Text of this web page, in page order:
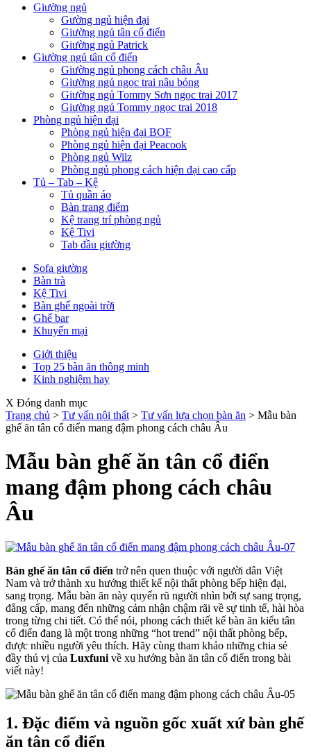
Giường ngủ
Gường ngủ hiện đại
Giường ngủ tân cổ điển
Giường ngủ Patrick
Giường ngủ tân cổ điển
Giường ngủ phong cách châu Âu
Giường ngủ ngọc trai nâu bóng
Giường ngủ Tommy Sơn ngọc trai 2017
Giường ngủ Tommy ngọc trai 2018
Phòng ngủ hiện đại
Phòng ngủ hiện đại BOF
Phòng ngủ hiện đại Peacook
Phòng ngủ Wilz
Phòng ngủ phong cách hiện đại cao cấp
Tủ – Tab – Kệ
Tủ quần áo
Bàn trang điểm
Kệ trang trí phòng ngủ
Kệ Tivi
Tab đầu giường
Sofa giường
Bàn trà
Kệ Tivi
Bàn ghế ngoài trời
Ghế bar
Khuyến mại
Giới thiệu
Top 25 bàn ăn thông minh
Kinh nghiệm hay
X Đóng danh mục
Trang chủ > Tư vấn nội thất > Tư vấn lựa chọn bàn ăn > Mẫu bàn
ghế ăn tân cổ điển mang đậm phong cách châu Âu
Mẫu bàn ghế ăn tân cổ điển
mang đậm phong cách châu
Âu
Bàn ghế ăn tân cổ điển trở nên quen thuộc với người dân Việt
Nam và trở thành xu hướng thiết kế nội thất phòng bếp hiện đại,
sang trọng. Mẫu bàn ăn này quyến rũ người nhìn bởi sự sang trọng,
đẳng cấp, mang đến những cảm nhận chậm rãi về sự tinh tế, hài hòa
trong từng chi tiết. Có thể nói, phong cách thiết kế bàn ăn kiểu tân
cổ điển đang là một trong những “hot trend” nội thất phòng bếp,
được nhiều người yêu thích. Hãy cùng tham khảo những chia sẻ
đầy thú vị của Luxfuni về xu hướng bàn ăn tân cổ điển trong bài
viết này!
1. Đặc điểm và nguồn gốc xuất xứ bàn ghế
ăn tân cổ điển